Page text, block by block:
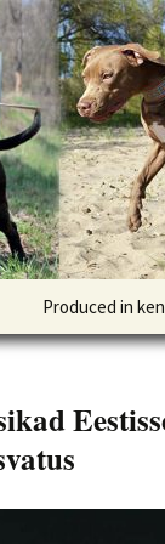
Produced in